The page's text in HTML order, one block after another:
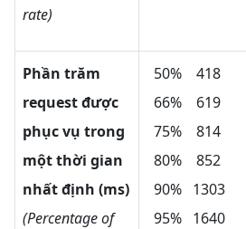
rate)
Phần trăm
request được
phục vụ trong
một thời gian
nhất định (ms)
(Percentage of
50% 418
66% 619
75% 814
80% 852
90% 1303
95% 1640